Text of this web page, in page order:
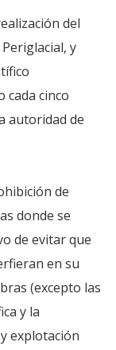
del
y
cada cinco
autoridad de
de
donde se
de evitar que
en su
(excepto las
y la
explotación